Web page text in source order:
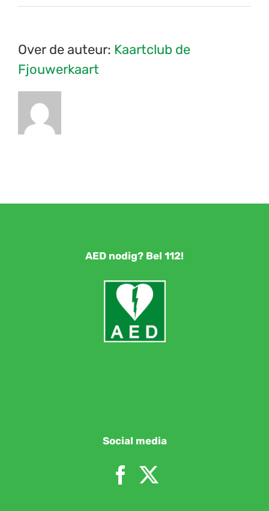
Over de auteur: Kaartclub de
Fjouwerkaart
AED nodig? Bel 112!
Social media